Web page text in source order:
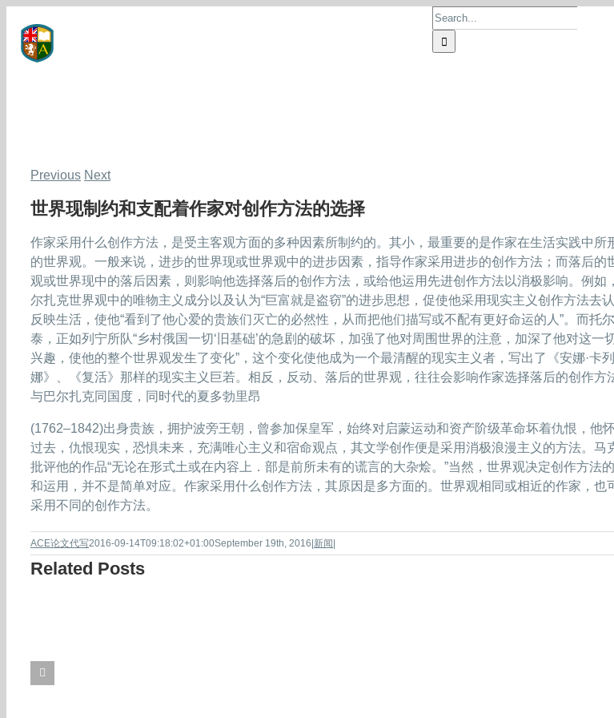
content
Search
for:
Previous Next
世界现制约和支配着作家对创作方法的选择
作家采用什么创作方法，是受主客观方面的多种因素所制约的。其小，最重要的是作家在生活实践中所
的世界观。一般来说，进步的世界现或世界观中的进步因素，指导作家采用进步的创作方法；而落后的
观或世界现中的落后因素，则影响他选择落后的创作方法，或给他运用先进创作方法以消极影响。例如
尔扎克世界观中的唯物主义成分以及认为“巨富就是盗窃”的进步思想，促使他采用现实主义创作方法去
反映生活，使他“看到了他心爱的贵族们灭亡的必然性，从而把他们描写或不配有更好命运的人”。而托
泰，正如列宁所队“乡村俄国一切‘旧基础’的急剧的破坏，加强了他对周围世界的注意，加深了他对这一
兴趣，使他的整个世界观发生了变化”，这个变化使他成为一个最清醒的现实主义者，写出了《安娜·卡
娜》、《复活》那样的现实主义巨若。相反，反动、落后的世界观，往往会影响作家选择落后的创作方
与巴尔扎克同国度，同时代的夏多勃里昂
(1762–1842)出身贵族，拥护波旁王朝，曾参加保皇军，始终对启蒙运动和资产阶级革命坏着仇恨，他
过去，仇恨现实，恐惧未来，充满唯心主义和宿命观点，其文学创作便是采用消极浪漫主义的方法。马
批评他的作品“无论在形式土或在内容上．部是前所未有的谎言的大杂烩。”当然，世界观决定创作方法
和运用，并不是简单对应。作家采用什么创作方法，其原因是多方面的。世界观相同或相近的作家，也
采用不同的创作方法。
ACE论文代写2016-09-14T09:18:02+01:00September 19th, 2016|新闻|
Related Posts